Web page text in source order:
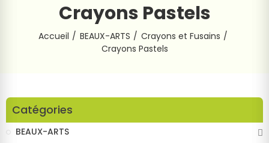
Crayons Pastels
Accueil BEAUX-ARTS
Crayons et Fusains
Crayons Pastels
Catégories
BEAUX-ARTS